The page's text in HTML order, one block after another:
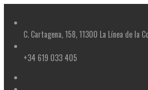
contentC. Cartagena, 158, 11300 La Línea de la
+34 619 033 405